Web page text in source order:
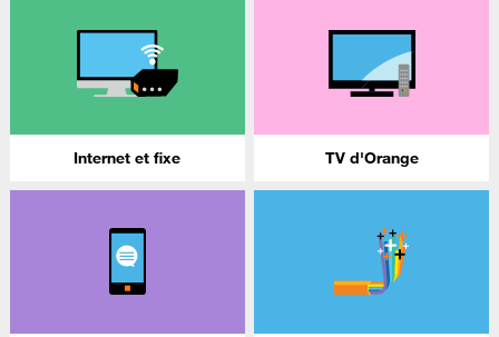
Internet et fixe TV d'Orange